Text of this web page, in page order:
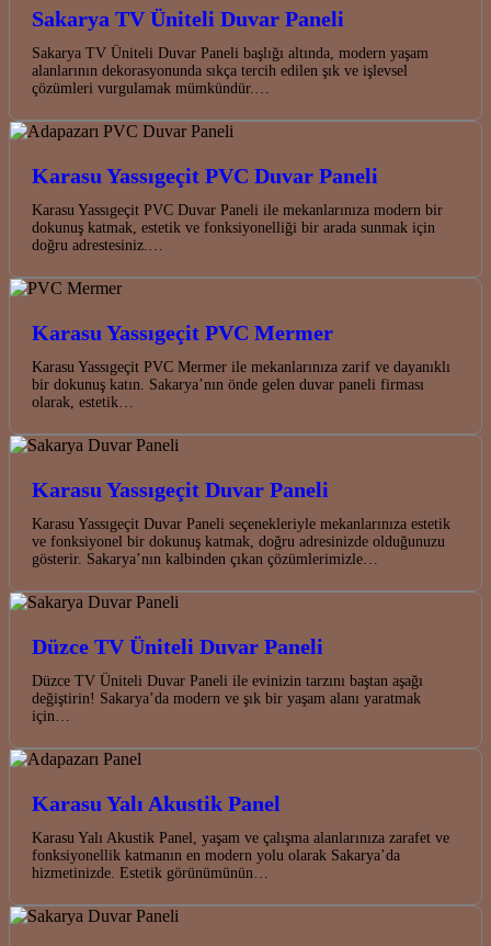
Sakarya TV Üniteli Duvar Paneli
Sakarya TV Üniteli Duvar Paneli başlığı altında, modern yaşam
alanlarının dekorasyonunda sıkça tercih edilen şık ve işlevsel
çözümleri vurgulamak mümkündür.…
Karasu Yassıgeçit PVC Duvar Paneli
Karasu Yassıgeçit PVC Duvar Paneli ile mekanlarınıza modern bir
dokunuş katmak, estetik ve fonksiyonelliği bir arada sunmak için
doğru adrestesiniz.…
Karasu Yassıgeçit PVC Mermer
Karasu Yassıgeçit PVC Mermer ile mekanlarınıza zarif ve dayanıklı
bir dokunuş katın. Sakarya’nın önde gelen duvar paneli firması
olarak, estetik…
Karasu Yassıgeçit Duvar Paneli
Karasu Yassıgeçit Duvar Paneli seçenekleriyle mekanlarınıza estetik
ve fonksiyonel bir dokunuş katmak, doğru adresinizde olduğunuzu
gösterir. Sakarya’nın kalbinden çıkan çözümlerimizle…
Düzce TV Üniteli Duvar Paneli
Düzce TV Üniteli Duvar Paneli ile evinizin tarzını baştan aşağı
değiştirin! Sakarya’da modern ve şık bir yaşam alanı yaratmak
için…
Karasu Yalı Akustik Panel
Karasu Yalı Akustik Panel, yaşam ve çalışma alanlarınıza zarafet ve
fonksiyonellik katmanın en modern yolu olarak Sakarya’da
hizmetinizde. Estetik görünümünün…